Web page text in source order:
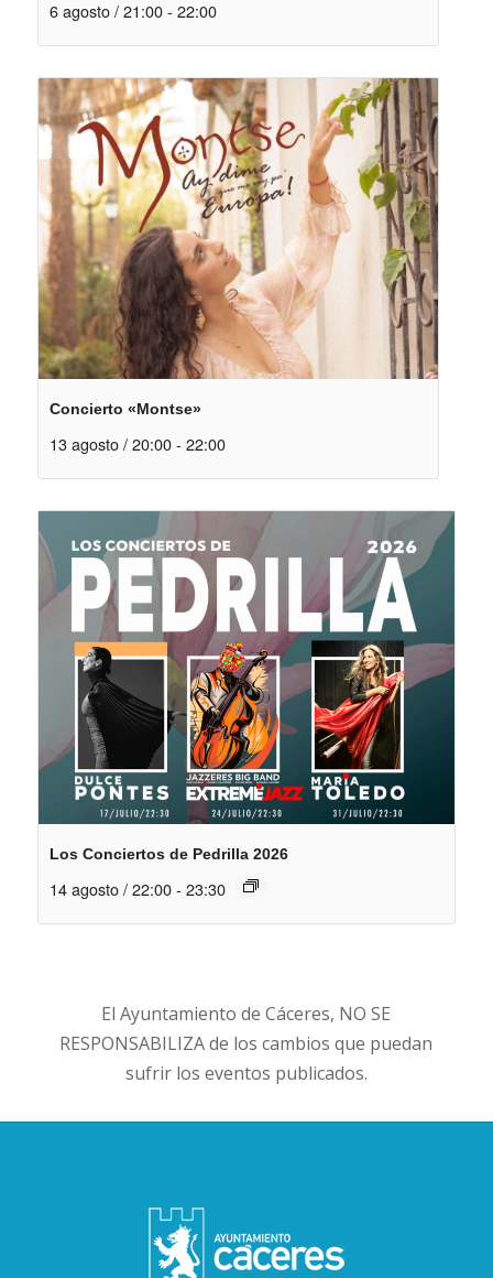
6 agosto / 21:00 - 22:00
Concierto «Montse»
13 agosto / 20:00 - 22:00
Los Conciertos de Pedrilla 2026
14 agosto / 22:00 - 23:30
El Ayuntamiento de Cáceres, NO SE
RESPONSABILIZA de los cambios que puedan
sufrir los eventos publicados.